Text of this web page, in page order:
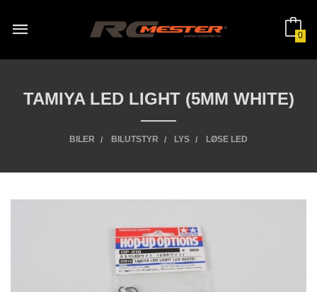
innholdet
0
TAMIYA LED LIGHT (5MM WHITE)
BILER BILUTSTYR LYS LØSE LED